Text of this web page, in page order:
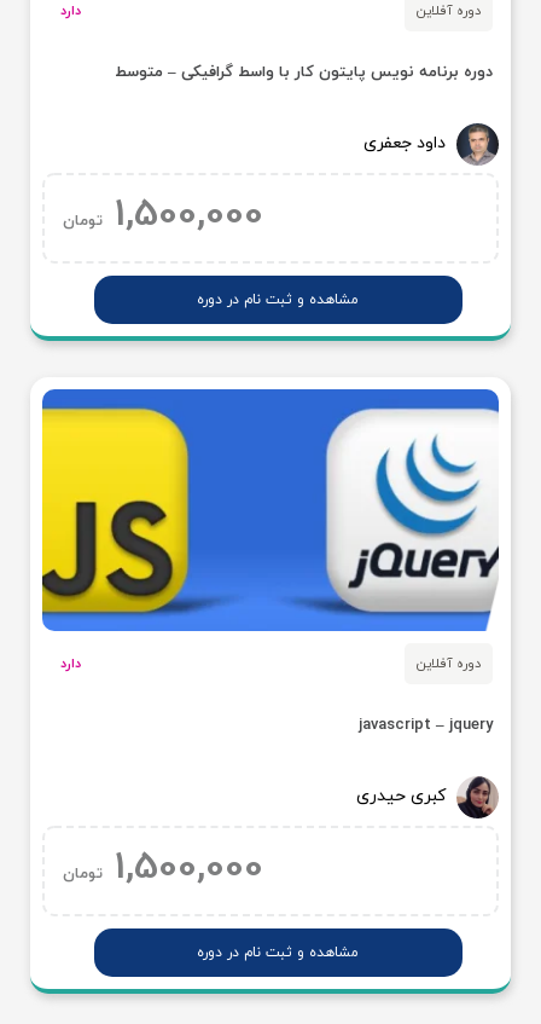
دوره آفلاین دارد
دوره برنامه نویس پایتون کار با واسط گرافیکی – متوسط
داود جعفری
1,500,000 تومان
مشاهده و ثبت نام در دوره
دوره آفلاین دارد
javascript – jquery
کبری حیدری
1,500,000 تومان
مشاهده و ثبت نام در دوره